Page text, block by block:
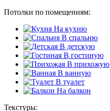
Потолки по помещениям:
На кухню
В спальню
В детскую
В гостиную
В прихожую
В ванную
В туалет
На балкон
Текстуры: